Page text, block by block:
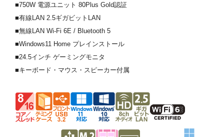
■750W 電源ユニット 80Plus Gold認証
■有線LAN 2.5ギガビットLAN
■無線LAN Wi-Fi 6E / Bluetooth 5
■Windows11 Home プレインストール
■24.5インチ ゲーミングモニタ
■キーボード・マウス・スピーカー付属